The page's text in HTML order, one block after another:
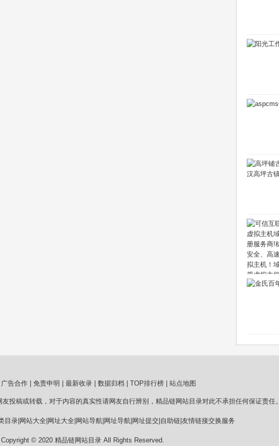
广告合作 免责申明 最新收录 数据归档 TOP排行榜 站点地图
投稿或转载，对于内容的真实性请网友自行辨别，精品链网站目录对此不承担任何保证责任。
目录|网站大全|网址大全|网站导航|网址导航|网址提交|自助链|友情链接交换服务
Copyright © 2020 精品链网站目录All Rights Reserved.